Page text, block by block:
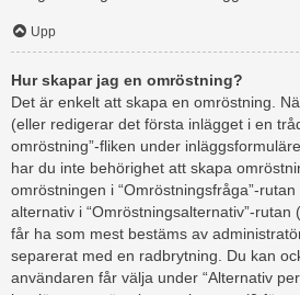
Upp
Hur skapar jag en omröstning?
Det är enkelt att skapa en omröstning.
(eller redigerar det första inlägget i en
omröstning”-fliken under
har du inte behörighet att skapa
omröstningen i “Omröstningsfråga”-
alternativ i “Omröstningsalternativ”-
får ha som mest bestäms av
separerat med en radbrytning. Du kan
användaren får välja under “Alternativ